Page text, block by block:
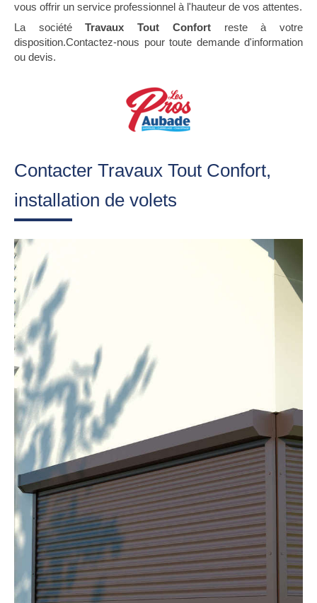
vous offrir un service professionnel à l'hauteur de vos attentes.
La sociétéTravaux Tout Confortreste à votre
disposition.Contactez-nous pour toute demande d'information
ou devis.
Contacter Travaux Tout Confort,
installation de volets